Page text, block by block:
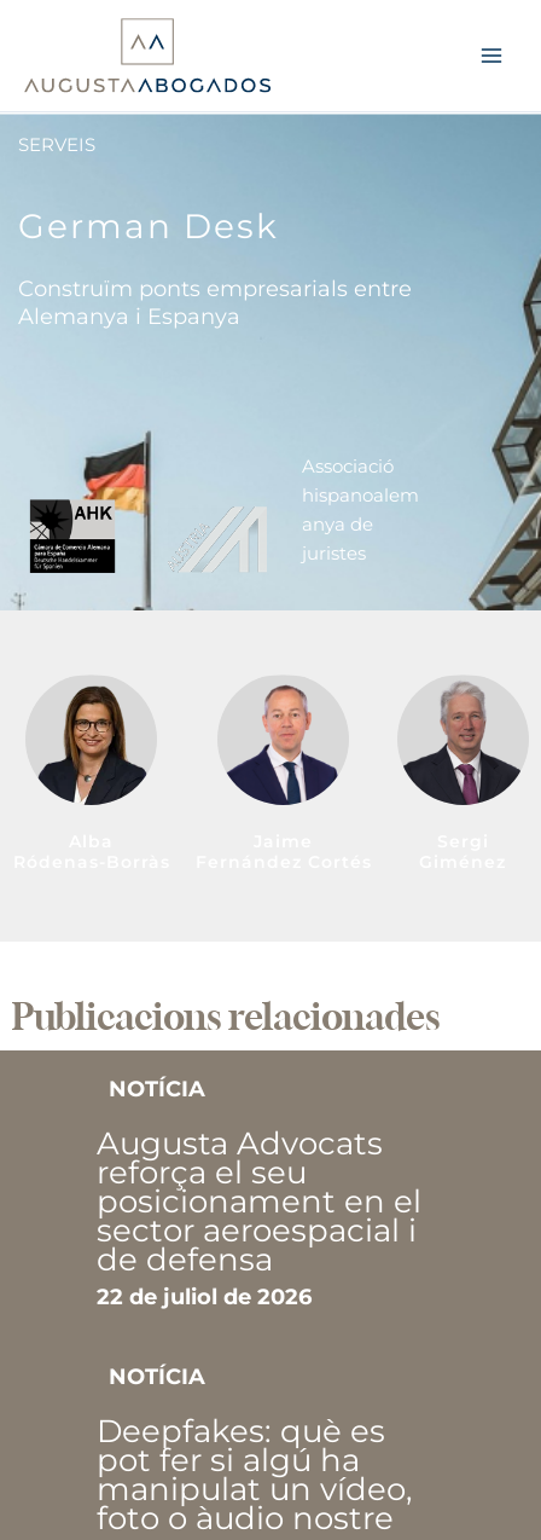
SERVEIS
German Desk
Construïm ponts empresarials entre
Alemanya i Espanya
Associació
hispanoalem
anya de
juristes
Publicacions relacionades
NOTÍCIA
Augusta Advocats
reforça el seu
posicionament en el
sector aeroespacial i
de defensa
22 de juliol de 2026
NOTÍCIA
Deepfakes: què es
pot fer si algú ha
manipulat un vídeo,
foto o àudio nostre